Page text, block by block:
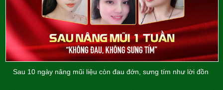
Sau 10 ngày nâng mũi liệu còn đau đớn, sưng tím như lời đồn